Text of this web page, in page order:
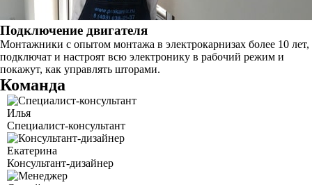
Подключение двигателя
Монтажники с опытом монтажа в электрокарнизах более 10 лет,
подключат и настроят всю электронику в рабочий режим и
покажут, как управлять шторами.
Команда
Илья
Специалист-консультант
Екатерина
Консультант-дизайнер